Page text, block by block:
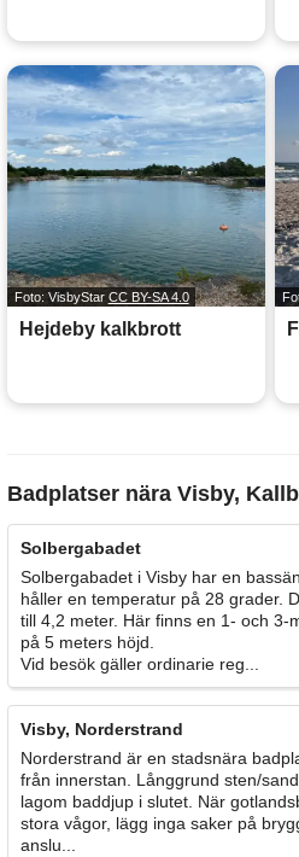
Foto: VisbyStar CC BY-SA 4.0
Hejdeby kalkbrott
Badplatser nära Visby,
Solbergabadet
Solbergabadet i Visby har en
håller en temperatur på 28 grader.
till 4,2 meter. Här finns en 1- och 3-
på 5 meters höjd.
Vid besök gäller ordinarie reg...
Visby, Norderstrand
Norderstrand är en stadsnära
från innerstan. Långgrund sten/
lagom baddjup i slutet. När
stora vågor, lägg inga saker på
anslu...